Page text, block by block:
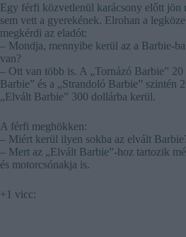
Egy férfi közvetlenül karácsony előtt jön
sem vett a gyerekének. Elrohan a
megkérdi az eladót:
– Mondja, mennyibe kerül az a Barbie-
van?
– Ott van több is. A „Tornázó Barbie” 20
Barbie” és a „Strandoló Barbie” szintén
„Elvált Barbie” 300 dollárba kerül.
A férfi meghökken:
– Miért kerül ilyen sokba az elvált
– Mert az „Elvált Barbie”-hoz tartozik
és motorcsónakja is.
+1 vicc: